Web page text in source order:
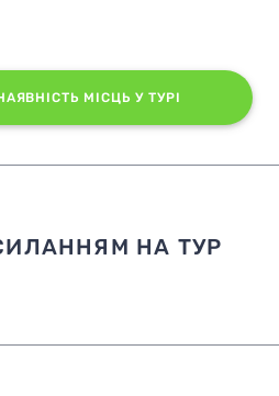
МІСЦЬ У ТУРІ
НА ТУР